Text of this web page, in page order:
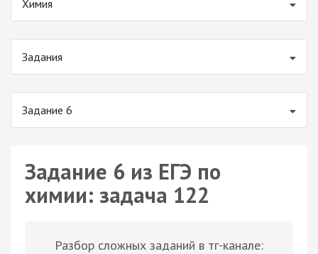
Химия
Задания
Задание 6
Задание 6 из ЕГЭ по
химии: задача 122
Разбор сложных заданий в тг-канале: